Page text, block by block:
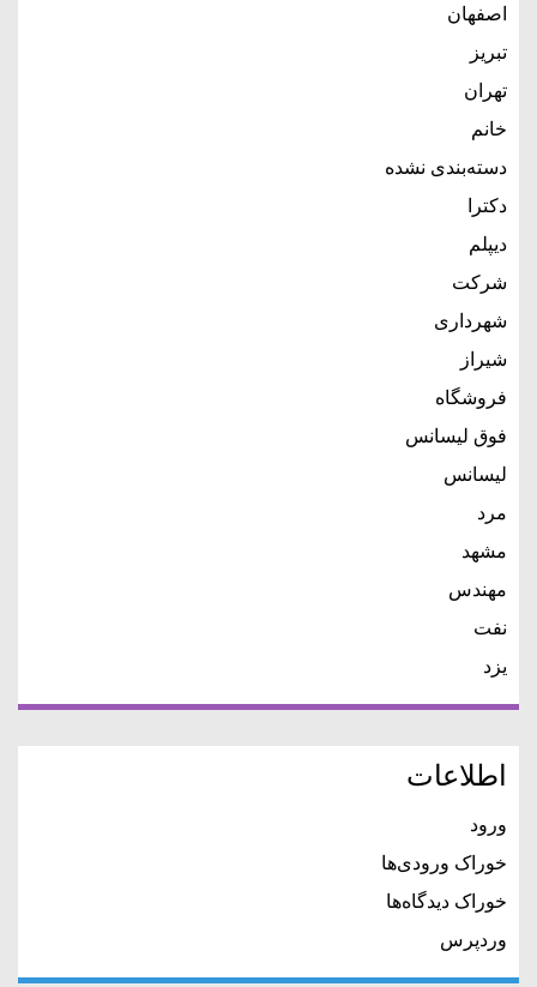
اصفهان
تبریز
تهران
خانم
دسته‌بندی نشده
دکترا
دیپلم
شرکت
شهرداری
شیراز
فروشگاه
فوق لیسانس
لیسانس
مرد
مشهد
مهندس
نفت
یزد
اطلاعات
ورود
خوراک ورودی‌ها
خوراک دیدگاه‌ها
وردپرس